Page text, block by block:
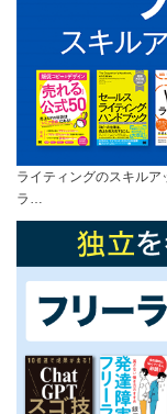
ライティングのスキル
ラ…